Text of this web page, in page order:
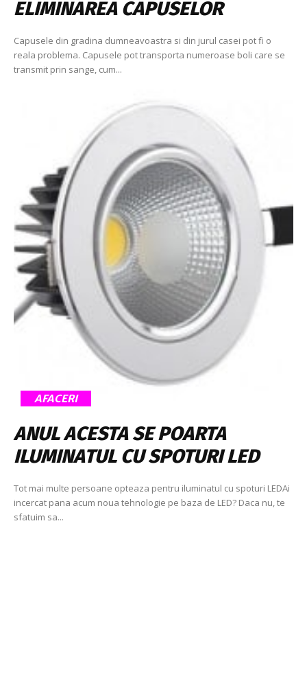
ELIMINAREA CAPUSELOR
Capusele din gradina dumneavoastra si din jurul casei pot fi o
reala problema. Capusele pot transporta numeroase boli care se
transmit prin sange, cum...
AFACERI
ANUL ACESTA SE POARTA
ILUMINATUL CU SPOTURI LED
Tot mai multe persoane opteaza pentru iluminatul cu spoturi LEDAi
incercat pana acum noua tehnologie pe baza de LED? Daca nu, te
sfatuim sa...